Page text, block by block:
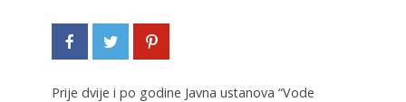
Prije dvije i po godine Javna ustanova “Vode